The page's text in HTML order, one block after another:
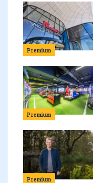
Premium
Premium
Premium